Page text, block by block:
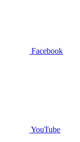
Facebook
YouTube